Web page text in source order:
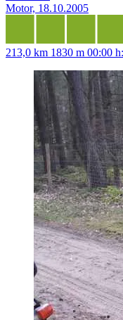
Motor, 18.10.2005
213,0 km 1830 m 00:00